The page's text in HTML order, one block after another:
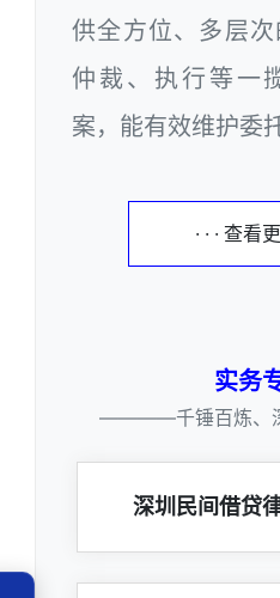
供全方位、多层次
仲裁、执行等一
案，能有效维护委
· · · 查看
实务
————千锤百炼
深圳民间借贷